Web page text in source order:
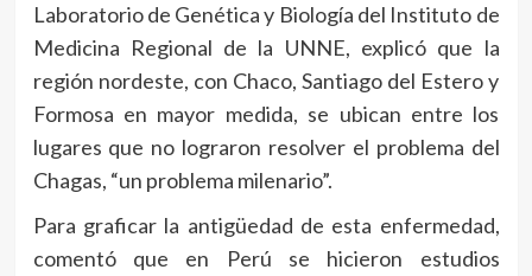
Laboratorio de Genética y Biología del Instituto de
Medicina Regional de la UNNE, explicó que la
región nordeste, con Chaco, Santiago del Estero y
Formosa en mayor medida, se ubican entre los
lugares que no lograron resolver el problema del
Chagas, “un problema milenario”.
Para graficar la antigüedad de esta enfermedad,
comentó que en Perú se hicieron estudios